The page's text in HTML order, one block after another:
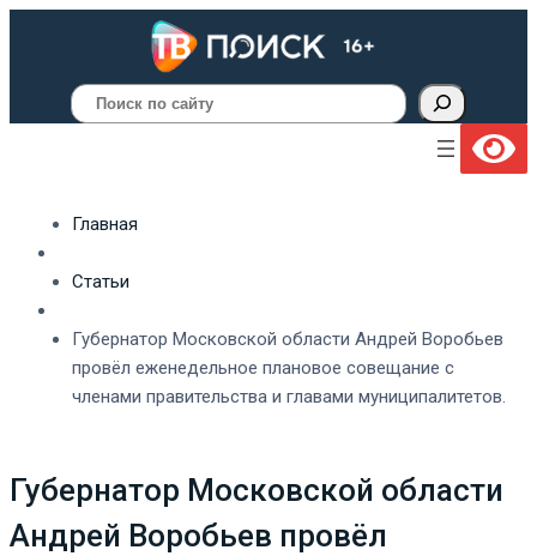
Поиск
Главная
Статьи
Губернатор Московской области Андрей Воробьев
провёл еженедельное плановое совещание с
членами правительства и главами муниципалитетов.
Губернатор Московской области
Андрей Воробьев провёл